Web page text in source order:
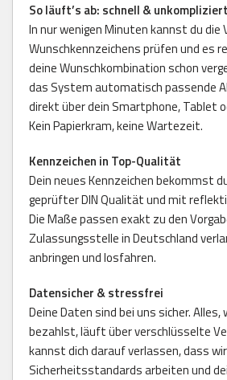
So läuft’s ab: schnell & unkompliziert
In nur wenigen Minuten kannst du
Wunschkennzeichens prüfen und es
deine Wunschkombination schon
das System automatisch passende
direkt über dein Smartphone, Tablet
Kein Papierkram, keine Wartezeit.
Kennzeichen in Top-Qualität
Dein neues Kennzeichen bekommst
geprüfter DIN Qualität und mit
Die Maße passen exakt zu den
Zulassungsstelle in Deutschland
anbringen und losfahren.
Datensicher & stressfrei
Deine Daten sind bei uns sicher.
bezahlst, läuft über verschlüsselte
kannst dich darauf verlassen, dass
Sicherheitsstandards arbeiten und